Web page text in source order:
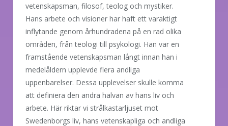
vetenskapsman, filosof, teolog och mystiker.
Hans arbete och visioner har haft ett varaktigt
inflytande genom århundradena på en rad olika
områden, från teologi till psykologi. Han var en
framstående vetenskapsman långt innan han i
medelåldern upplevde flera andliga
uppenbarelser. Dessa upplevelser skulle komma
att definiera den andra halvan av hans liv och
arbete. Här riktar vi strålkastarljuset mot
Swedenborgs liv, hans vetenskapliga och andliga